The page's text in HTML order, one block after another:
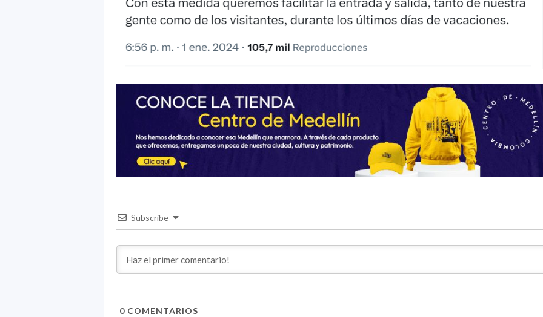
Subscribe
0 COMENTARIOS